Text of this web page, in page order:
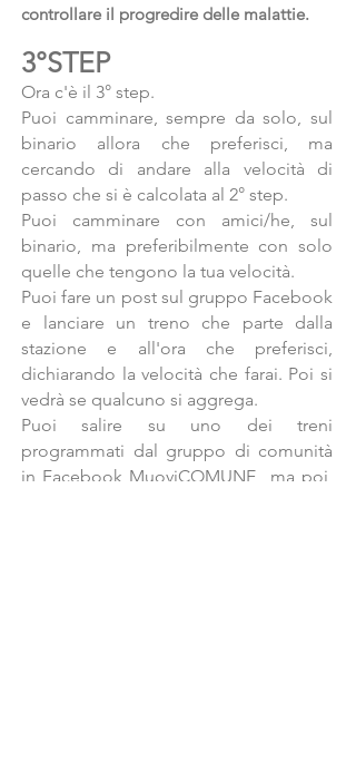
controllare il progredire delle malattie.
3°STEP
Ora c'è il 3° step.
Puoi camminare, sempre da solo, sul
binario allora che preferisci, ma
cercando di andare alla velocità di
passo che si è calcolata al 2° step.
Puoi camminare con amici/he, sul
binario, ma preferibilmente con solo
quelle che tengono la tua velocità.
Puoi fare un post sul gruppo Facebook
e lanciare un treno che parte dalla
stazione e all'ora che preferisci,
dichiarando la velocità che farai. Poi si
vedrà se qualcuno si aggrega.
Puoi salire su uno dei treni
programmati dal gruppo di comunità
in Facebook MuoviCOMUNE ma poi,